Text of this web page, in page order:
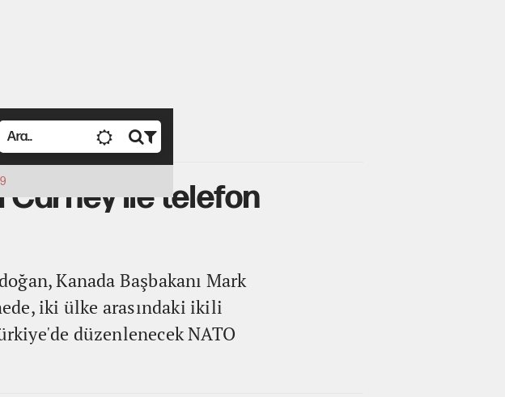
ve Teknoloji Video
Carney ile telefon
Kanada Başbakanı Mark
iki ülke arasındaki ikili
düzenlenecek NATO